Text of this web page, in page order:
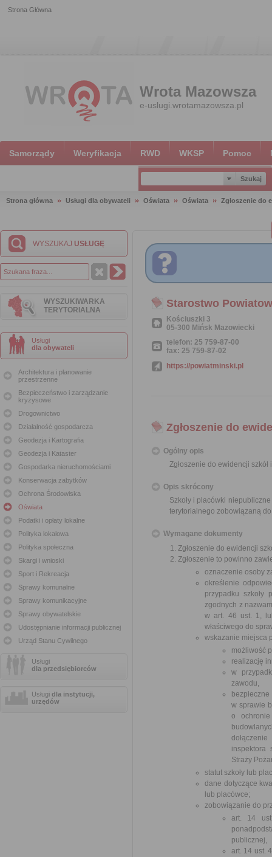
Strona Główna
Wrota Mazowsza
e-uslugi.wrotamazowsza.pl
Samorządy Weryfikacja RWD WKSP Pomoc
Strona główna Usługi dla obywateli Oświata Oświata Zgłoszenie do
WYSZUKAJ USŁUGĘ
WYSZUKIWARKA
TERYTORIALNA
Usługi
dla obywateli
Architektura i planowanie
przestrzenne
Bezpieczeństwo i zarządzanie
kryzysowe
Drogownictwo
Działalność gospodarcza
Geodezja i Kartografia
Geodezja i Kataster
Gospodarka nieruchomościami
Konserwacja zabytków
Ochrona Środowiska
Oświata
Podatki i opłaty lokalne
Polityka lokalowa
Polityka społeczna
Skargi i wnioski
Sport i Rekreacja
Sprawy komunalne
Sprawy komunikacyjne
Sprawy obywatelskie
Udostępnianie informacji publicznej
Urząd Stanu Cywilnego
Usługi
dla przedsiębiorców
Usługi dla instytucji,
urzędów
Starostwo
Kościuszki 3
05-300 Mińsk Mazowiecki
telefon: 25 759-87-00
fax: 25 759-87-02
https://powiatminski.pl
Zgłoszenie do
Ogólny opis
Zgłoszenie do ewidencji
Opis skrócony
Szkoły i placówki
terytorialnego zobowiązaną
Wymagane dokumenty
Zgłoszenie do ewidencji
Zgłoszenie to powinno
oznaczenie osoby
określenie
przypadku szkoły
zgodnych z
w art. 46 ust. 1,
właściwego do
wskazanie miejsca
możliwość
realizację
w
zawodu,
w sprawie
o
inspektora
Straży
statut szkoły lub
dane dotyczące
lub placówce;
zobowiązanie do
art. 14
publicznej,
art. 14 ust.